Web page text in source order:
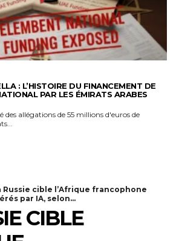
: L’HISTOIRE DU FINANCEMENT DE
PAR LES ÉMIRATS ARABES
des allégations de 55 millions d'euros de